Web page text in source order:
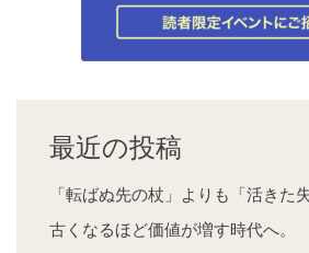
最近の投稿
「転ばぬ先の杖」よりも「活きた
古くなるほど価値が増す時代へ。